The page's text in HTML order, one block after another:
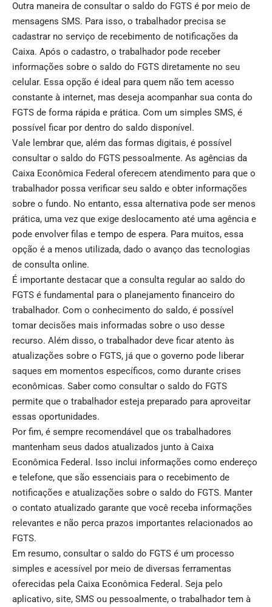
Outra maneira de consultar o saldo do FGTS é por meio de
mensagens SMS. Para isso, o trabalhador precisa se
cadastrar no serviço de recebimento de notificações da
Caixa. Após o cadastro, o trabalhador pode receber
informações sobre o saldo do FGTS diretamente no seu
celular. Essa opção é ideal para quem não tem acesso
constante à internet, mas deseja acompanhar sua conta do
FGTS de forma rápida e prática. Com um simples SMS, é
possível ficar por dentro do saldo disponível.
Vale lembrar que, além das formas digitais, é possível
consultar o saldo do FGTS pessoalmente. As agências da
Caixa Econômica Federal oferecem atendimento para que o
trabalhador possa verificar seu saldo e obter informações
sobre o fundo. No entanto, essa alternativa pode ser menos
prática, uma vez que exige deslocamento até uma agência e
pode envolver filas e tempo de espera. Para muitos, essa
opção é a menos utilizada, dado o avanço das tecnologias
de consulta online.
É importante destacar que a consulta regular ao saldo do
FGTS é fundamental para o planejamento financeiro do
trabalhador. Com o conhecimento do saldo, é possível
tomar decisões mais informadas sobre o uso desse
recurso. Além disso, o trabalhador deve ficar atento às
atualizações sobre o FGTS, já que o governo pode liberar
saques em momentos específicos, como durante crises
econômicas. Saber como consultar o saldo do FGTS
permite que o trabalhador esteja preparado para aproveitar
essas oportunidades.
Por fim, é sempre recomendável que os trabalhadores
mantenham seus dados atualizados junto à Caixa
Econômica Federal. Isso inclui informações como endereço
e telefone, que são essenciais para o recebimento de
notificações e atualizações sobre o saldo do FGTS. Manter
o contato atualizado garante que você receba informações
relevantes e não perca prazos importantes relacionados ao
FGTS.
Em resumo, consultar o saldo do FGTS é um processo
simples e acessível por meio de diversas ferramentas
oferecidas pela Caixa Econômica Federal. Seja pelo
aplicativo, site, SMS ou pessoalmente, o trabalhador tem à